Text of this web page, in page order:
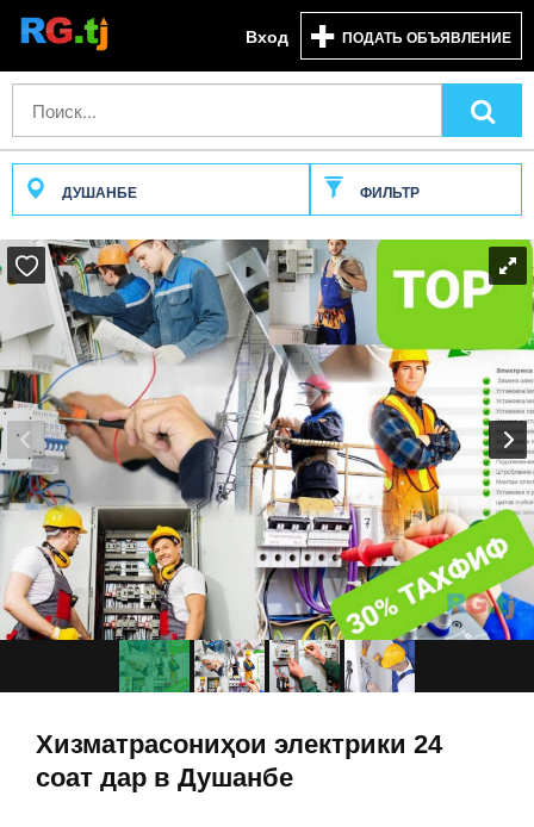
Вход ПОДАТЬ ОБЪЯВЛЕНИЕ
ДУШАНБЕ ФИЛЬТР
Хизматрасониҳои электрики 24
соат дар в Душанбе